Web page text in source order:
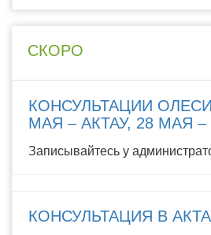
СКОРО
КОНСУЛЬТАЦИИ
МАЯ – АКТАУ, 28 МАЯ
Записывайтесь у
КОНСУЛЬТАЦИЯ В